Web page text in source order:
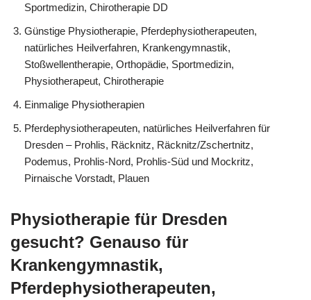
Sportmedizin, Chirotherapie DD
Günstige Physiotherapie, Pferdephysiotherapeuten,
natürliches Heilverfahren, Krankengymnastik,
Stoßwellentherapie, Orthopädie, Sportmedizin,
Physiotherapeut, Chirotherapie
Einmalige Physiotherapien
Pferdephysiotherapeuten, natürliches Heilverfahren für
Dresden – Prohlis, Räcknitz, Räcknitz/Zschertnitz,
Podemus, Prohlis-Nord, Prohlis-Süd und Mockritz,
Pirnaische Vorstadt, Plauen
Physiotherapie für Dresden
gesucht? Genauso für
Krankengymnastik,
Pferdephysiotherapeuten,